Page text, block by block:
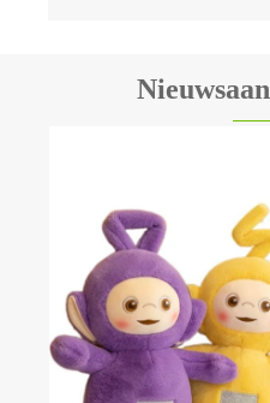
Hoe kiest u het
uw behoeften?
Bekijk meer >>